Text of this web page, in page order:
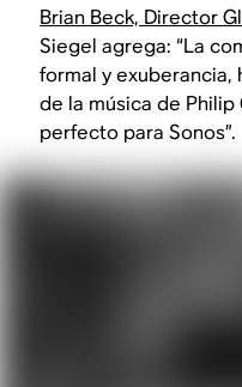
Brian Beck, Director
Siegel agrega: “La
formal y
de la música de Philip
perfecto para Sonos”.